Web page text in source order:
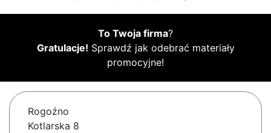
To Twoja firma?
Gratulacje! Sprawdź jak odebrać materiały
promocyjne!
Rogoźno
Kotlarska 8